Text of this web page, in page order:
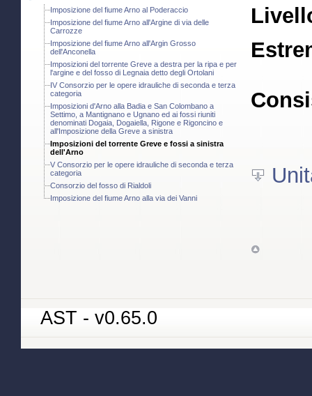
Imposizione del fiume Arno al Poderaccio
Imposizione del fiume Arno all'Argine di via delle
Carrozze
Imposizione del fiume Arno all'Argin Grosso
dell'Anconella
Imposizioni del torrente Greve a destra per la ripa e per
l'argine e del fosso di Legnaia detto degli Ortolani
IV Consorzio per le opere idrauliche di seconda e terza
categoria
Imposizioni d'Arno alla Badia e San Colombano a
Settimo, a Mantignano e Ugnano ed ai fossi riuniti
denominati Dogaia, Dogaiella, Rigone e Rigoncino e
all'Imposizione della Greve a sinistra
Imposizioni del torrente Greve e fossi a sinistra
dell'Arno
V Consorzio per le opere idrauliche di seconda e terza
categoria
Consorzio del fosso di Rialdoli
Imposizione del fiume Arno alla via dei Vanni
AST - v0.65.0